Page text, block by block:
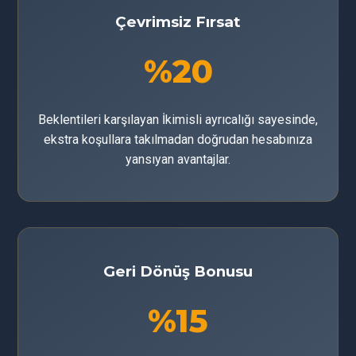
Çevrimsiz Fırsat
%20
Beklentileri karşılayan İkimisli ayrıcalığı sayesinde,
ekstra koşullara takılmadan doğrudan hesabınıza
yansıyan avantajlar.
Geri Dönüş Bonusu
%15